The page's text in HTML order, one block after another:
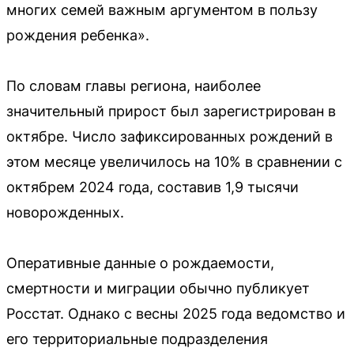
многих семей важным аргументом в пользу
рождения ребенка».
По словам главы региона, наиболее
значительный прирост был зарегистрирован в
октябре. Число зафиксированных рождений в
этом месяце увеличилось на 10% в сравнении с
октябрем 2024 года, составив 1,9 тысячи
новорожденных.
Оперативные данные о рождаемости,
смертности и миграции обычно публикует
Росстат. Однако с весны 2025 года ведомство и
его территориальные подразделения